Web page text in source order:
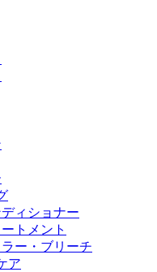
ィショナー
トメント
ー・ブリーチ
ア